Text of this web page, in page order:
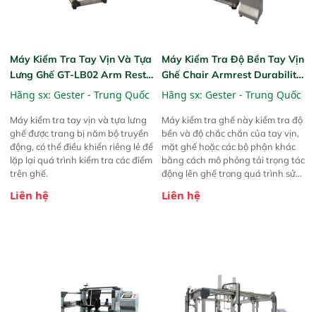
Máy Kiểm Tra Tay Vịn Và Tựa
Lưng Ghế GT-LB02 Arm Rest
And Seat Back Testing
Machine
Hãng sx: Gester - Trung Quốc
Máy kiểm tra tay vịn và tựa lưng
ghế được trang bị năm bộ truyền
động, có thể điều khiển riêng lẻ để
lặp lại quá trình kiểm tra các điểm
trên ghế.
Liên hệ
Máy Kiểm Tra Độ Bền Tay Vịn
Ghế Chair Armrest Durability
Testing Machine GT-LB03L
Hãng sx: Gester - Trung Quốc
Máy kiểm tra ghế này kiểm tra độ
bền và độ chắc chắn của tay vịn,
mặt ghế hoặc các bộ phận khác
bằng cách mô phỏng tải trọng tác
động lên ghế trong quá trình sử
Liên hệ